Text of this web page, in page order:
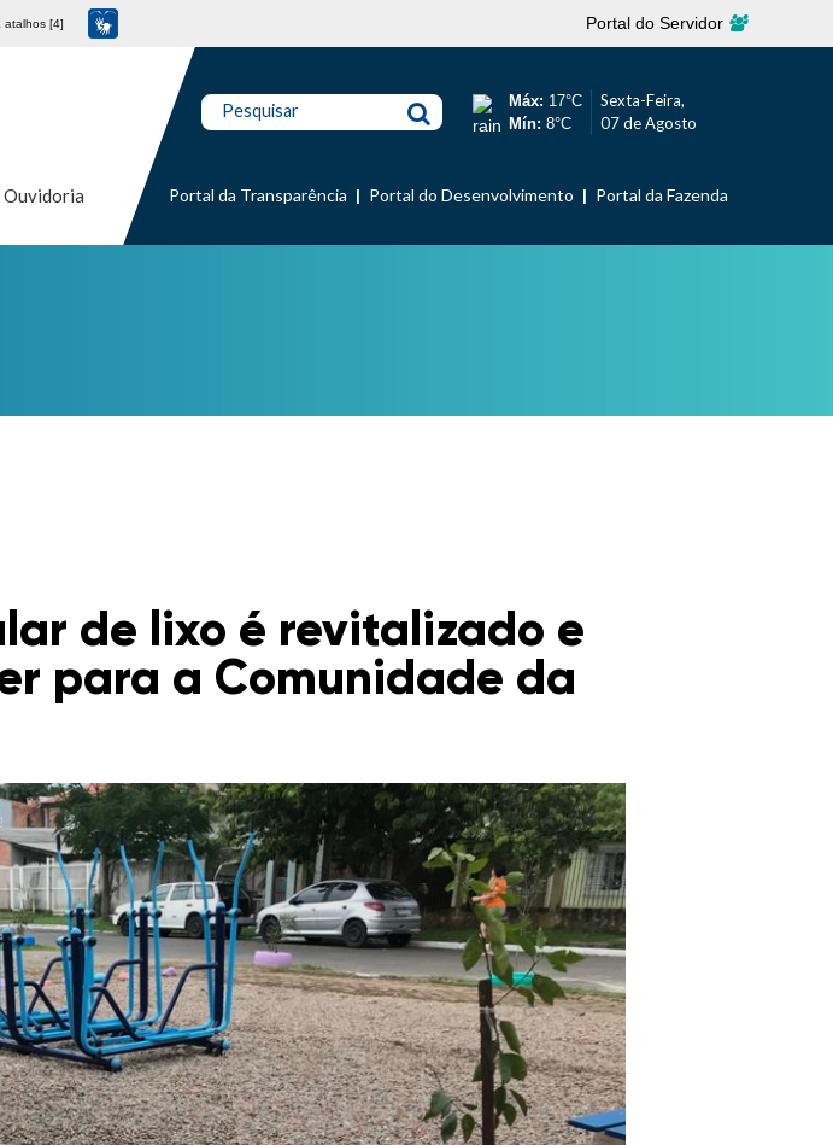
atalhos [4] Portal do Servidor
Ouvidoria
Pesquisar Máx: 17°C
Mín: 8°C
Sexta-Feira,
07 de Agosto
Portal da Transparência Portal do Desenvolvimento Portal da Fazenda
de lixo é revitalizado e
para a Comunidade da